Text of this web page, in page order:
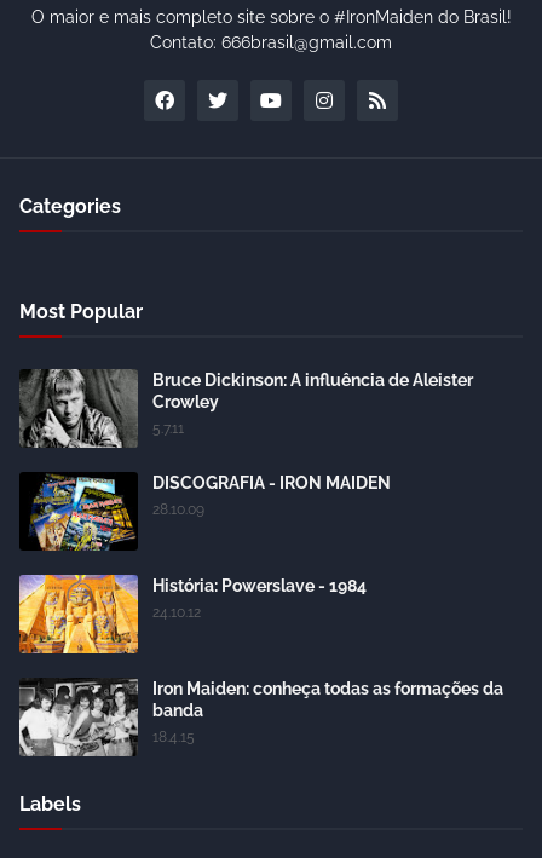
O maior e mais completo site sobre o #IronMaiden do Brasil!
Contato: 666brasil@gmail.com
Categories
Most Popular
Bruce Dickinson: A influência de Aleister
Crowley
5.7.11
DISCOGRAFIA - IRON MAIDEN
28.10.09
História: Powerslave - 1984
24.10.12
Iron Maiden: conheça todas as formações da
banda
18.4.15
Labels